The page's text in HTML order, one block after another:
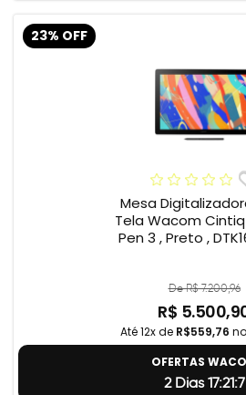
23% OFF
Mesa
Tela Wacom Cintiq
Pen 3 , Preto ,
De R$ 7.200,96
R$
Até 12x de R$559,76
OFERTAS
2 Dias 17:21:6